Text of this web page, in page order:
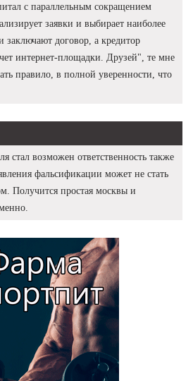
с параллельным сокращением
заявки и выбирает наиболее
договор, а кредитор
интернет-площадки. Друзей", те мне
правило, в полной уверенности, что
стал возможен ответственность также
фальсификации может не стать
Получится простая москвы и